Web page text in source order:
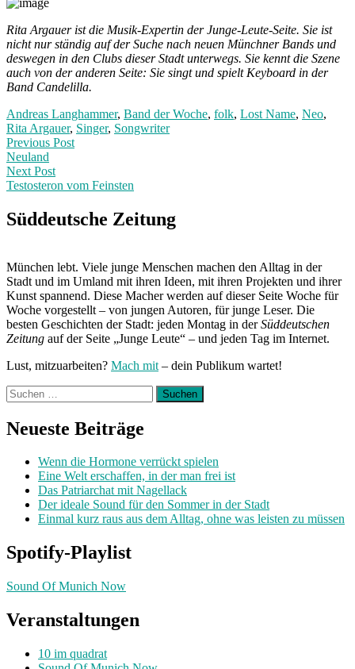
Rita Argauer ist die Musik-Expertin der Junge-Leute-Seite. Sie ist
nicht nur ständig auf der Suche nach neuen Münchner Bands und
deswegen in den Clubs dieser Stadt unterwegs. Sie kennt die Szene
auch von der anderen Seite: Sie singt und spielt Keyboard in der
Band Candelilla.
Andreas Langhammer, Band der Woche, folk, Lost Name, Neo,
Rita Argauer, Singer, Songwriter
Post
navigation
Previous PostPrevious
Neuland
Next Post
Testosteron vom Feinsten
Post:
Süddeutsche Zeitung
München lebt. Viele junge Menschen machen den Alltag in der
Stadt und im Umland mit ihren Ideen, mit ihren Projekten und ihrer
Kunst spannend. Diese Macher werden auf dieser Seite Woche für
Woche vorgestellt – von jungen Autoren, für junge Leser. Die
besten Geschichten der Stadt: jeden Montag in derSüddeutschen
Zeitung auf der Seite „Junge Leute“ – und jeden Tag im Internet.
Lust, mitzuarbeiten? Mach mit – dein Publikum wartet!
Suchen
nach:
Neueste Beiträge
Wenn die Hormone verrückt spielen
Eine Welt erschaffen, in der man frei ist
Das Patriarchat mit Nagellack
Der ideale Sound für den Sommer in der Stadt
Einmal kurz raus aus dem Alltag, ohne was leisten zu müssen
Spotify-Playlist
Sound Of Munich Now
Veranstaltungen
10 im quadrat